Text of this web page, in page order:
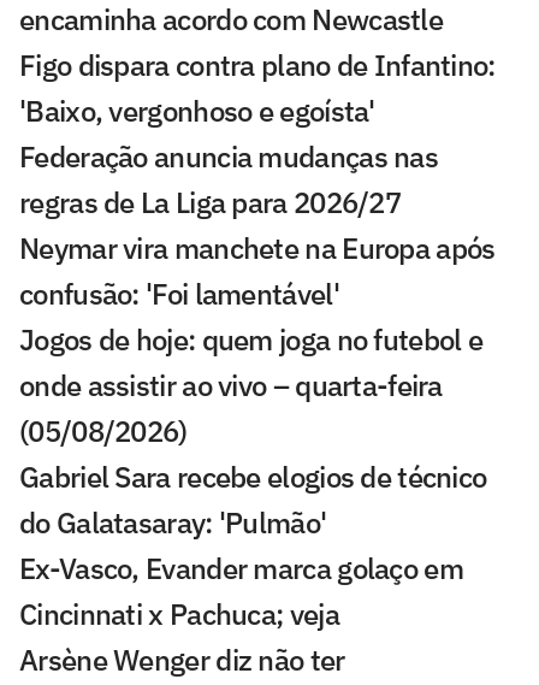
encaminha acordo com Newcastle
Figo dispara contra plano de Infantino:
'Baixo, vergonhoso e egoísta'
Federação anuncia mudanças nas
regras de La Liga para 2026/27
Neymar vira manchete na Europa após
confusão: 'Foi lamentável'
Jogos de hoje: quem joga no futebol e
onde assistir ao vivo – quarta-feira
(05/08/2026)
Gabriel Sara recebe elogios de técnico
do Galatasaray: 'Pulmão'
Ex-Vasco, Evander marca golaço em
Cincinnati x Pachuca; veja
Arsène Wenger diz não ter